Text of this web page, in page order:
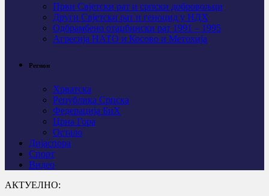
Први Свјeтски рат и српски добровољци
Други Свјетски рат и геноцид у НДХ
Одбрамбено отаџбински рат 1991 – 1995
Агресија НАТО и Косово и Метохија
Регион
Хрватска
Република Српска
Федерација БиХ
Црна Гора
Остало
Дијаспора
Спорт
Видео
АКТУЕЛНО: